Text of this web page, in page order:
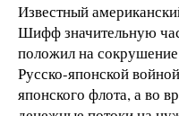
Известный
Шифф значительную
положил на
Русско-японской
японского флота, а во